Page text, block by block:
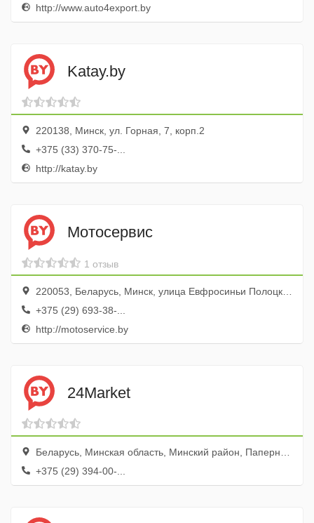
http://www.auto4export.by
Katay.by
220138, Минск, ул. Горная, 7, корп.2
+375 (33) 370-75-...
http://katay.by
Мотосервис
1 отзыв
220053, Беларусь, Минск, улица Евфросиньи Полоцкой, 4
+375 (29) 693-38-...
http://motoservice.by
24Market
Беларусь, Минская область, Минский район, Папернянский сельский совет, Зацень, улица Луговая 3
+375 (29) 394-00-...